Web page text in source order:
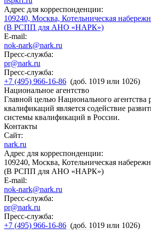
Адрес для корреспонденции:
109240, Москва, Котельническая
(В РСПП для АНО «НАРК»)
E-mail:
nok-nark@nark.ru
Пресс-служба:
pr@nark.ru
Пресс-служба:
+7 (495) 966-16-86 (доб. 1019 или 1026)
Национальное агентство
Главной целью Национального агентства
квалификаций является содействие
системы квалификаций в России.
Контакты
Сайт:
nark.ru
Адрес для корреспонденции:
109240, Москва, Котельническая
(В РСПП для АНО «НАРК»)
E-mail:
nok-nark@nark.ru
Пресс-служба:
pr@nark.ru
Пресс-служба:
+7 (495) 966-16-86 (доб. 1019 или 1026)